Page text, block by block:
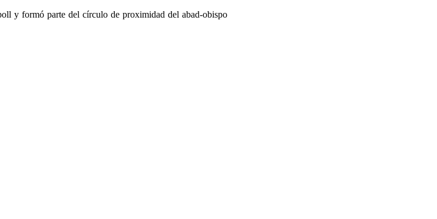
y formó parte del círculo de proximidad del abad-obispo